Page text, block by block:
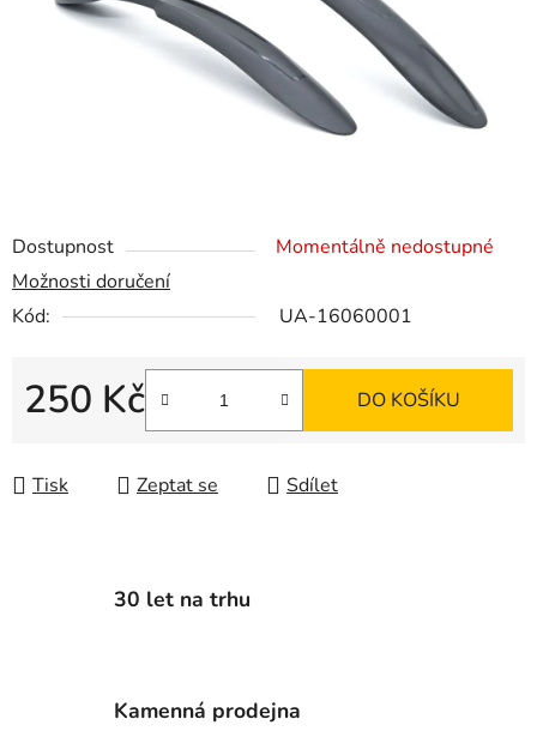
Dostupnost
Momentálně nedostupné
Možnosti doručení
Kód:
UA-16060001
250 Kč DO KOŠÍKU
Tisk Zeptat se Sdílet
30 let na trhu
Kamenná prodejna